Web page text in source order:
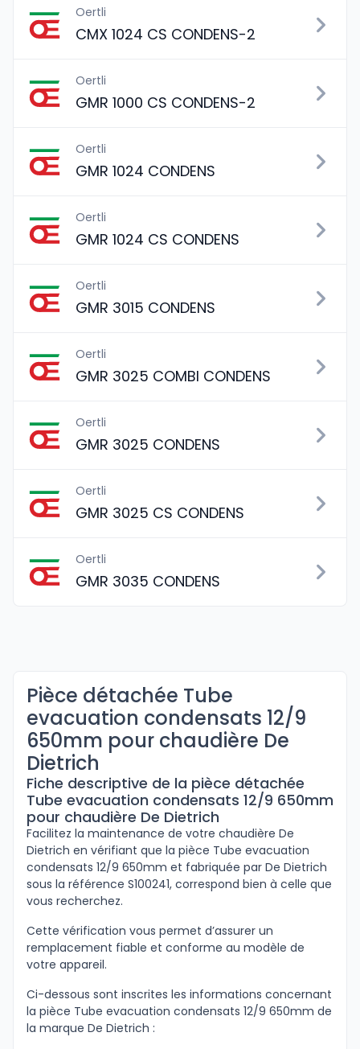
Oertli
CMX 1024 CS CONDENS-2
Oertli
GMR 1000 CS CONDENS-2
Oertli
GMR 1024 CONDENS
Oertli
GMR 1024 CS CONDENS
Oertli
GMR 3015 CONDENS
Oertli
GMR 3025 COMBI CONDENS
Oertli
GMR 3025 CONDENS
Oertli
GMR 3025 CS CONDENS
Oertli
GMR 3035 CONDENS
Pièce détachée Tube
evacuation condensats 12/9
650mm pour chaudière De
Dietrich
Fiche descriptive de la pièce détachée
Tube evacuation condensats 12/9 650mm
pour chaudière De Dietrich
Facilitez la maintenance de votre chaudière De
Dietrich en vérifiant que la pièce Tube evacuation
condensats 12/9 650mm et fabriquée par De Dietrich
sous la référence S100241, correspond bien à celle que
vous recherchez.
Cette vérification vous permet d’assurer un
remplacement fiable et conforme au modèle de
votre appareil.
Ci-dessous sont inscrites les informations concernant
la pièce Tube evacuation condensats 12/9 650mm de
la marque De Dietrich :